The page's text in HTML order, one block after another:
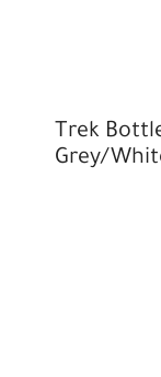
Trek
Grey/